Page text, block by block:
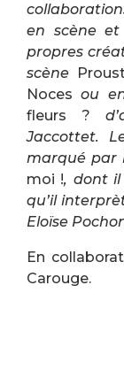
en scène et
propres
scène
Noces ou
fleurs ?
Jaccottet.
marqué par
moi !, dont il
qu’il
Eloïse
En
Carouge.